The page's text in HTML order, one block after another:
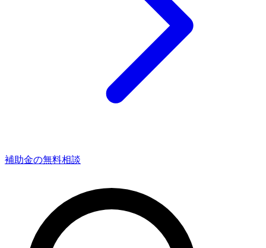
補助金の無料相談